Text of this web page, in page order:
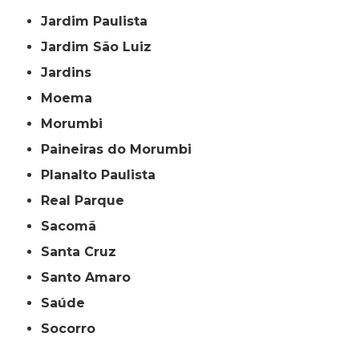
Jardim Paulista
Jardim São Luiz
Jardins
Moema
Morumbi
Paineiras do Morumbi
Planalto Paulista
Real Parque
Sacomã
Santa Cruz
Santo Amaro
Saúde
Socorro